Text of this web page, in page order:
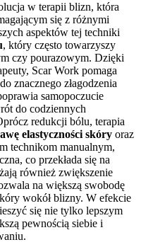
w terapii blizn, która
się z różnymi
aspektów tej techniki
, który często towarzyszy
czy pourazowym. Dzięki
Scar Work pomaga
znacznego złagodzenia
samopoczucie
do codziennych
redukcji bólu, terapia
elastyczności skóry oraz
technikom manualnym,
co przekłada się na
również zwiększenie
na większą swobodę
wokół blizny. W efekcie
się nie tylko lepszym
pewnością siebie i